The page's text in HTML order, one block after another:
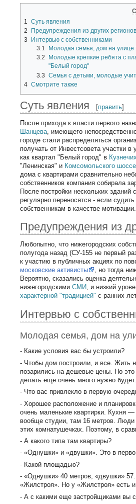
1
Суть явления
2
Предупреждения из других регионов
3
Интервью с собственниками
3.1
Молодая семья, дом на улице
3.2
Молодые крепкие ребята с
"Белый город"
3.3 Семья с детьми, молодые
4 Смотрите также
Суть явления [править]
После прихода к власти первого
Шанцева , имеющего
городе стали распределяться
получать от Инвестсовета участки
как квартал "Белый город" в
"Ленинская" и Комсомольского шоссе
дома с квартирами сравнительно
собственников компания собирала
После постройки нескольких зданий
регулярно переносятся - если
собственникам в качестве мотивации.
Предупреждения из
Любопытно, что нижегородских
полугода назад (СУ-155 не первый
к участию в публичных акциях по
московские активисты
, но тогда
Вероятно, сказались оценка
нижегородскимиСМИ, и низкий
характерной "традицией" с ранних
Интервью с
Молодая семья, дом на
- Какие условия вас бы устроили?
- Чтобы дом построили, и все. Жить
позарились на дешевые цены. Но
делать еще очень много нужно будет.
- Что вас привлекло в первую
- Хорошее расположение и
очень маленькие квартирки.
вообще студии, там 16 метров.
этих комнатушечках. Поэтому, в
- А какого типа там квартиры?
- «Однушки» и «двушки». Это в
- Какой площадью?
- «Однушки» 40 метров, «двушки»
«Жилстроя». Но у «Жилстроя» есть
- А с какими еще застройщиками вы